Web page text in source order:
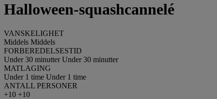
Halloween-squashcannelé
VANSKELIGHET
Middels Middels
FORBEREDELSESTID
Under 30 minutter Under 30 minutter
MATLAGING
Under 1 time Under 1 time
ANTALL PERSONER
+10 +10